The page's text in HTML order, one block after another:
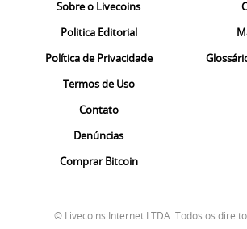
Sobre o Livecoins
Politica Editorial
Política de Privacidade
Termos de Uso
Contato
Denúncias
Comprar Bitcoin
© Livecoins Internet LTDA. Todos os